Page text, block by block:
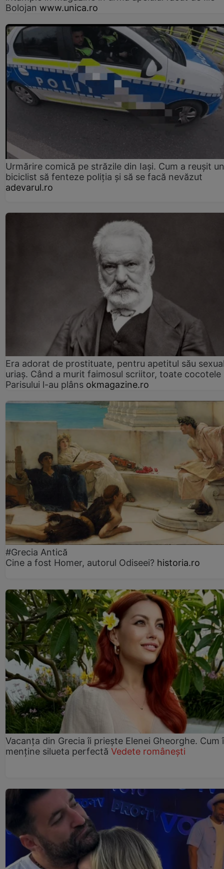
Bolojan www.unica.ro
Urmărire comică pe străzile din Iași. Cum a reușit un
biciclist să fenteze poliția și să se facă nevăzut
adevarul.ro
Era adorat de prostituate, pentru apetitul său
uriaș. Când a murit faimosul scriitor, toate cocotele
Parisului l-au plâns okmagazine.ro
#Grecia Antică
Cine a fost Homer, autorul Odiseei? historia.ro
Vacanța din Grecia îi priește Elenei Gheorghe. Cum
menține silueta perfectă Vedete românești